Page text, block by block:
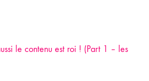
le contenu est roi ! (Part 1 – les